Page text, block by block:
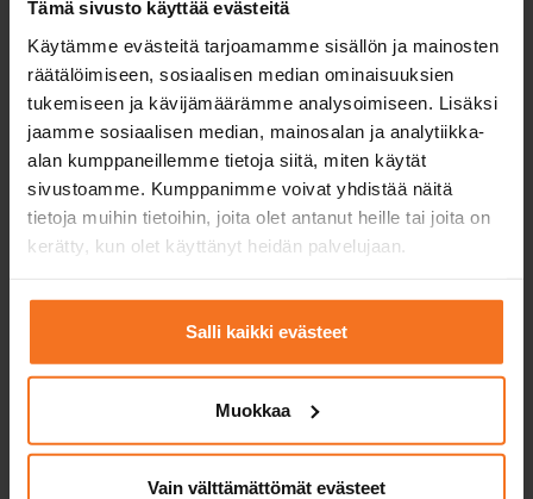
Tämä sivusto käyttää evästeitä
Käytämme evästeitä tarjoamamme sisällön ja mainosten
räätälöimiseen, sosiaalisen median ominaisuuksien
tukemiseen ja kävijämäärämme analysoimiseen. Lisäksi
jaamme sosiaalisen median, mainosalan ja analytiikka-
alan kumppaneillemme tietoja siitä, miten käytät
sivustoamme. Kumppanimme voivat yhdistää näitä
tietoja muihin tietoihin, joita olet antanut heille tai joita on
kerätty, kun olet käyttänyt heidän palvelujaan.
Salli kaikki evästeet
Muokkaa
Vain välttämättömät evästeet
Körkort med
Om du vill avlägga körkort med
teorilektioner i bilskolan. Nätlektionerna är
på finska med svensk text.